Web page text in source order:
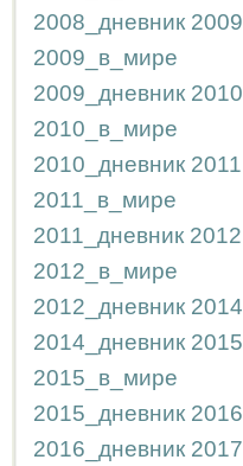
2008_дневник 2009
2009_в_мире
2009_дневник 2010
2010_в_мире
2010_дневник 2011
2011_в_мире
2011_дневник 2012
2012_в_мире
2012_дневник 2014
2014_дневник 2015
2015_в_мире
2015_дневник 2016
2016_дневник 2017